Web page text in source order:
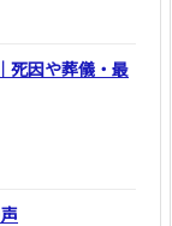
死因や葬儀・最